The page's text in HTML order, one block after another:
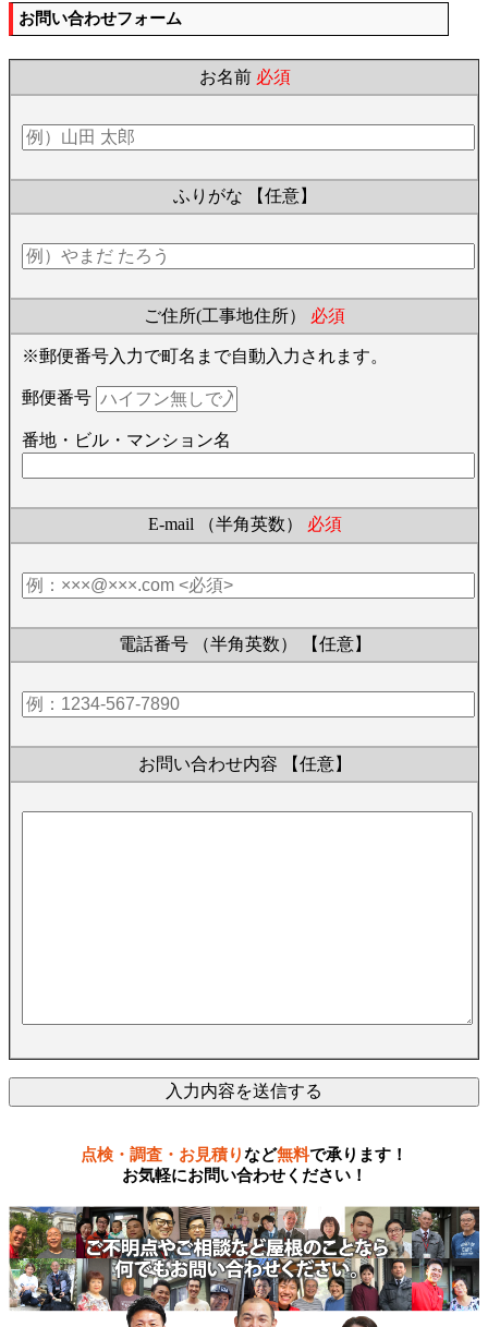
お問い合わせフォーム
お名前 必須
ふりがな 【任意】
ご住所(工事地住所） 必須
※郵便番号入力で町名まで自動入力されます。
郵便番号
番地・ビル・マンション名
E-mail （半角英数） 必須
電話番号 （半角英数） 【任意】
お問い合わせ内容 【任意】
点検・調査・お見積りなど無料で承ります！
お気軽にお問い合わせください！